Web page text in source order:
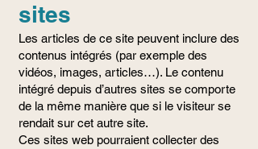
sites
Les articles de ce site peuvent inclure des
contenus intégrés (par exemple des
vidéos, images, articles…). Le contenu
intégré depuis d’autres sites se comporte
de la même manière que si le visiteur se
rendait sur cet autre site.
Ces sites web pourraient collecter des